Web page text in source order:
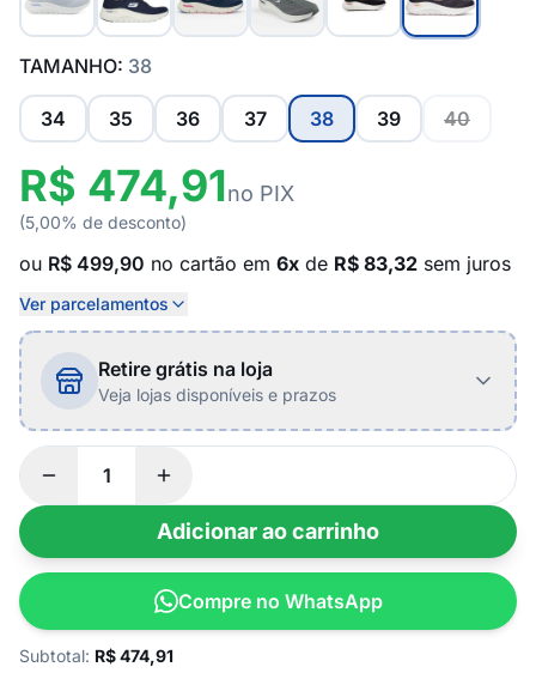
TAMANHO: 38
34 35 36 37 38 39 40
R$ 474,91no PIX
(5,00% de desconto)
ou R$ 499,90 no cartão em 6x de R$ 83,32 sem juros
Ver parcelamentos
Retire grátis na loja
Veja lojas disponíveis e prazos
Adicionar ao carrinho
Compre no WhatsApp
Subtotal: R$474,91